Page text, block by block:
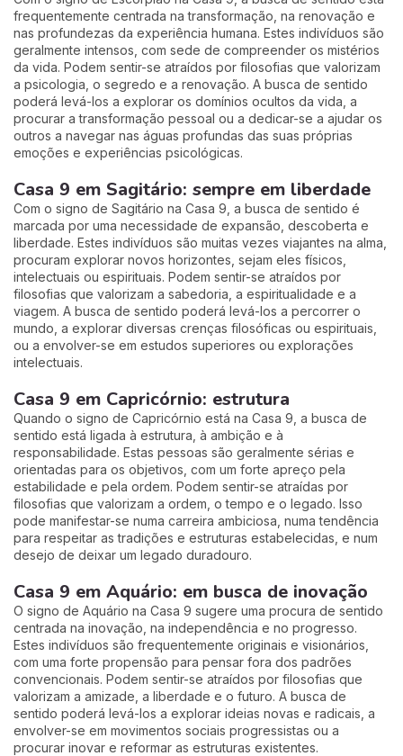
frequentemente centrada na transformação, na renovação e
nas profundezas da experiência humana. Estes indivíduos são
geralmente intensos, com sede de compreender os mistérios
da vida. Podem sentir-se atraídos por filosofias que valorizam
a psicologia, o segredo e a renovação. A busca de sentido
poderá levá-los a explorar os domínios ocultos da vida, a
procurar a transformação pessoal ou a dedicar-se a ajudar os
outros a navegar nas águas profundas das suas próprias
emoções e experiências psicológicas.
Casa 9 em Sagitário: sempre em liberdade
Com o signo de Sagitário na Casa 9, a busca de sentido é
marcada por uma necessidade de expansão, descoberta e
liberdade. Estes indivíduos são muitas vezes viajantes na alma,
procuram explorar novos horizontes, sejam eles físicos,
intelectuais ou espirituais. Podem sentir-se atraídos por
filosofias que valorizam a sabedoria, a espiritualidade e a
viagem. A busca de sentido poderá levá-los a percorrer o
mundo, a explorar diversas crenças filosóficas ou espirituais,
ou a envolver-se em estudos superiores ou explorações
intelectuais.
Casa 9 em Capricórnio: estrutura
Quando o signo de Capricórnio está na Casa 9, a busca de
sentido está ligada à estrutura, à ambição e à
responsabilidade. Estas pessoas são geralmente sérias e
orientadas para os objetivos, com um forte apreço pela
estabilidade e pela ordem. Podem sentir-se atraídas por
filosofias que valorizam a ordem, o tempo e o legado. Isso
pode manifestar-se numa carreira ambiciosa, numa tendência
para respeitar as tradições e estruturas estabelecidas, e num
desejo de deixar um legado duradouro.
Casa 9 em Aquário: em busca de inovação
O signo de Aquário na Casa 9 sugere uma procura de sentido
centrada na inovação, na independência e no progresso.
Estes indivíduos são frequentemente originais e visionários,
com uma forte propensão para pensar fora dos padrões
convencionais. Podem sentir-se atraídos por filosofias que
valorizam a amizade, a liberdade e o futuro. A busca de
sentido poderá levá-los a explorar ideias novas e radicais, a
envolver-se em movimentos sociais progressistas ou a
procurar inovar e reformar as estruturas existentes.